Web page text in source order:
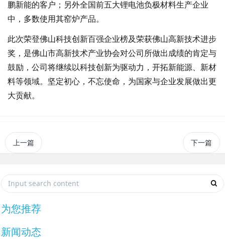
鹏新能的客户；另外全国前五大锂电池负极材料生产企业
中，多数使用其窑炉产品。
此次荣登佛山科技创新百强企业榜及荣获佛山高新技术进步
奖，是佛山市高新技术产业协会对公司所做出成绩的肯定与
鼓励，公司将继续以科技创新为驱动力，开拓新能源、新材
料等领域。坚定初心，不忘使命，为国家与企业发展做出更
大贡献。
上一篇 下一篇
为您推荐
新闻动态